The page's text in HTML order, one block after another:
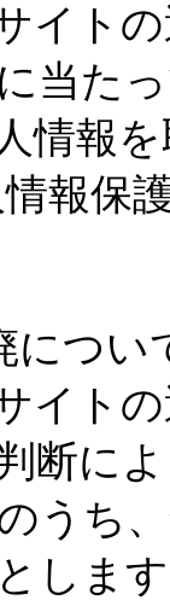
イト
当た
情報
報保
につい
イト
断に
うち
しま